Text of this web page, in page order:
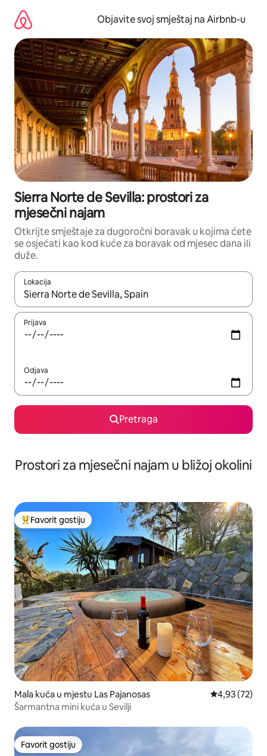
sadržaj
Objavite svoj smještaj na Airbnb-u
Sierra Norte de Sevilla: prostori za
mjesečni najam
Otkrijte smještaje za dugoročni boravak u kojima ćete
se osjećati kao kod kuće za boravak od mjesec dana ili
duže.
Lokacija
Kad su rezultati dostupni, možete da se krećete kroz njih
Prijava
Odjava
Pretraga
Prostori za mjesečni najam u bližoj okolini
Glavni favorit gostiju
Favorit gostiju
Mala kuća u mjestu Las Pajanosas prosječna
4,93 (72)
Šarmantna mini kuća u Sevilji
Favorit gostiju
Favorit gostiju